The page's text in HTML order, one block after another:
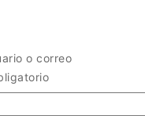
o correo